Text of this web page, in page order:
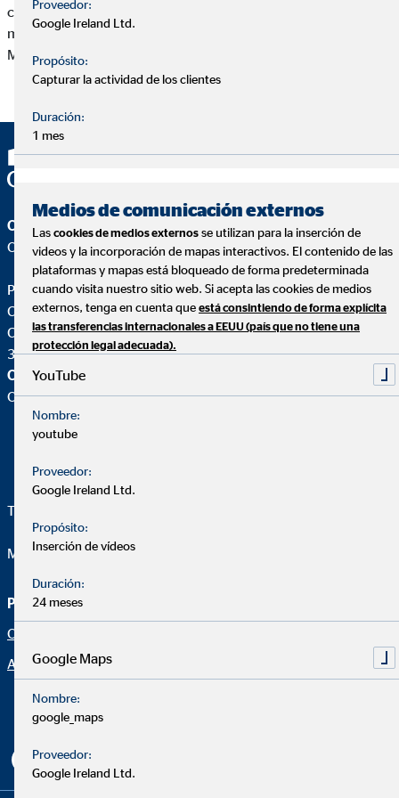
cualquier otra actividad que se pueda realizarse con los
mismos, sin previo permiso por escrito de Pedro José Martin
Moreno.
OVB Allfinanz España S.A.
Oficina | Las Palmas de Gran Canaria
Pedro José Martin Moreno
Coordinador de Zona para OVB
C. Pedro de Vera, 4 1º oficina 9
35003 Las Palmas de Gran Canaria
OVB Allfinanz España S.A.
Oficina |
Telefon:
Mail:pedrojose.martin@ovb.es
Página de asesoramiento
Oportunidad profesional
Aviso legal
Proveedor:
Google Ireland Ltd.
Propósito:
Capturar la actividad de los clientes
Duración:
1 mes
Medios de comunicación externos
Las cookies de medios externos se utilizan para la inserción de
videos y la incorporación de mapas interactivos. El contenido de las
plataformas y mapas está bloqueado de forma predeterminada
cuando visita nuestro sitio web. Si acepta las cookies de medios
externos, tenga en cuenta que está consintiendo de forma explícita
las transferencias internacionales a EEUU (país que no tiene una
protección legal adecuada).
YouTube
Nombre:
youtube
Proveedor:
Google Ireland Ltd.
Propósito:
Inserción de vídeos
Duración:
24 meses
Google Maps
Nombre:
google_maps
Proveedor:
Google Ireland Ltd.